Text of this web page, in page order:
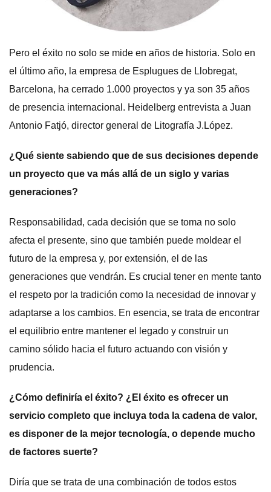
Pero el éxito no solo se mide en años de historia. Solo en
el último año, la empresa de Esplugues de Llobregat,
Barcelona, ha cerrado 1.000 proyectos y ya son 35 años
de presencia internacional. Heidelberg entrevista a Juan
Antonio Fatjó, director general de Litografía J.López.
¿Qué siente sabiendo que de sus decisiones depende
un proyecto que va más allá de un siglo y varias
generaciones?
Responsabilidad, cada decisión que se toma no solo
afecta el presente, sino que también puede moldear el
futuro de la empresa y, por extensión, el de las
generaciones que vendrán. Es crucial tener en mente tanto
el respeto por la tradición como la necesidad de innovar y
adaptarse a los cambios. En esencia, se trata de encontrar
el equilibrio entre mantener el legado y construir un
camino sólido hacia el futuro actuando con visión y
prudencia.
¿Cómo definiría el éxito? ¿El éxito es ofrecer un
servicio completo que incluya toda la cadena de valor,
es disponer de la mejor tecnología, o depende mucho
de factores suerte?
Diría que se trata de una combinación de todos estos